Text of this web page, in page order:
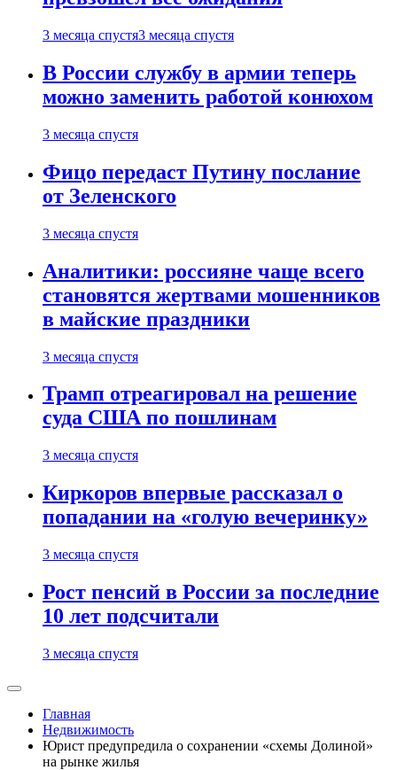
3 месяца спустя3 месяца спустя
В России службу в армии теперь
можно заменить работой конюхом
3 месяца спустя
Фицо передаст Путину послание
от Зеленского
3 месяца спустя
Аналитики: россияне чаще всего
становятся жертвами мошенников
в майские праздники
3 месяца спустя
Трамп отреагировал на решение
суда США по пошлинам
3 месяца спустя
Киркоров впервые рассказал о
попадании на «голую вечеринку»
3 месяца спустя
Рост пенсий в России за последние
10 лет подсчитали
3 месяца спустя
Главная
Недвижимость
Юрист предупредила о сохранении «схемы Долиной»
на рынке жилья